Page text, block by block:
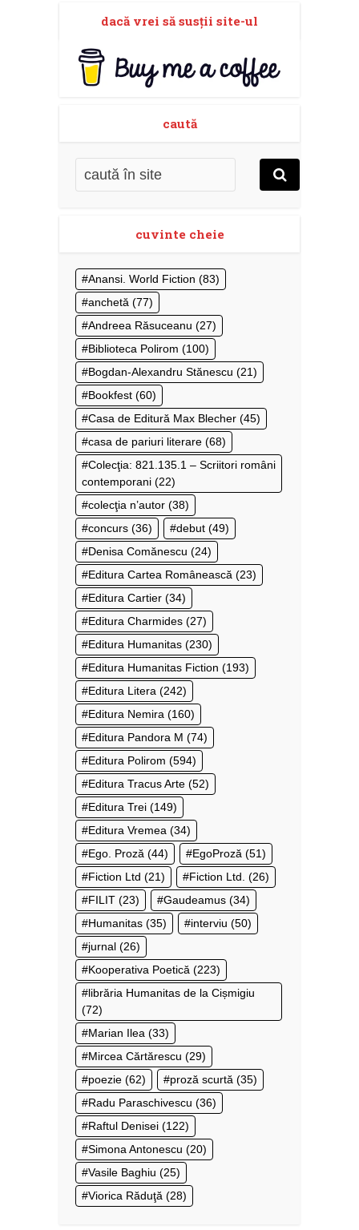
dacă vrei să susţii site-ul
caută
cuvinte cheie
Anansi. World Fiction (83)
anchetă (77)
Andreea Răsuceanu (27)
Biblioteca Polirom (100)
Bogdan-Alexandru Stănescu (21)
Bookfest (60)
Casa de Editură Max Blecher (45)
casa de pariuri literare (68)
Colecţia: 821.135.1 – Scriitori români
contemporani (22)
colecţia n’autor (38)
concurs (36) debut (49)
Denisa Comănescu (24)
Editura Cartea Românească (23)
Editura Cartier (34)
Editura Charmides (27)
Editura Humanitas (230)
Editura Humanitas Fiction (193)
Editura Litera (242)
Editura Nemira (160)
Editura Pandora M (74)
Editura Polirom (594)
Editura Tracus Arte (52)
Editura Trei (149)
Editura Vremea (34)
Ego. Proză (44) EgoProză (51)
Fiction Ltd (21) Fiction Ltd. (26)
FILIT (23) Gaudeamus (34)
Humanitas (35) interviu (50)
jurnal (26)
Kooperativa Poetică (223)
librăria Humanitas de la Cișmigiu
(72)
Marian Ilea (33)
Mircea Cărtărescu (29)
poezie (62) proză scurtă (35)
Radu Paraschivescu (36)
Raftul Denisei (122)
Simona Antonescu (20)
Vasile Baghiu (25)
Viorica Răduţă (28)